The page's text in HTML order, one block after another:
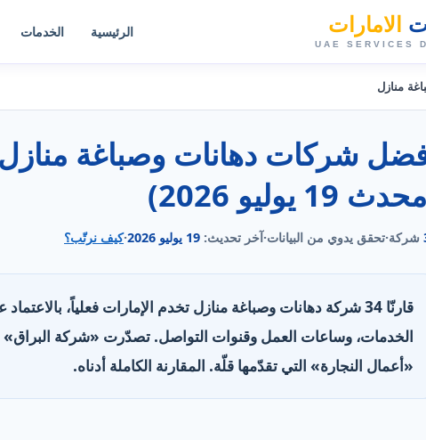
الامارات
UAE SERVICES
الرئيسية الخدمات
منازل
19 يوليو 2026)
شركة·تحقق يدوي من البيانات·آخر تحديث: 19 يوليو 2026 ·كيف نرتّب؟
قارنّا 34 شركة دهانات وصباغة منازل تخدم الإمارات فعلياً،
«أعمال النجارة» التي تقدّمها قلّة. المقارنة الكاملة أدناه.